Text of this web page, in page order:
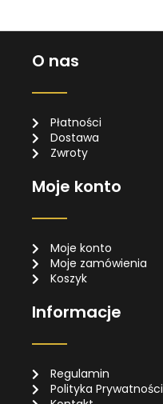
O nas
Płatności
Dostawa
Zwroty
Moje konto
Moje konto
Moje zamówienia
Koszyk
Informacje
Regulamin
Polityka Prywatności